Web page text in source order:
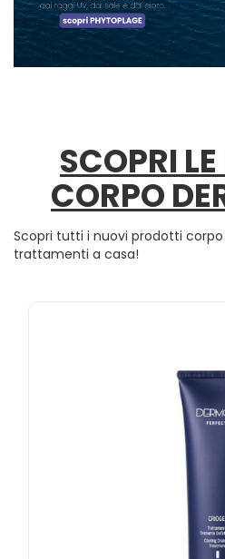
SCOPRI
CORPO
Scopri tutti i nuovi prodotti
trattamenti a casa!